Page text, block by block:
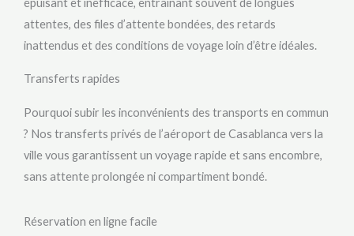
épuisant et inefficace, entraînant souvent de longues
attentes, des files d’attente bondées, des retards
inattendus et des conditions de voyage loin d’être idéales.
Transferts rapides
Pourquoi subir les inconvénients des transports en commun
? Nos transferts privés de l’aéroport de Casablanca vers la
ville vous garantissent un voyage rapide et sans encombre,
sans attente prolongée ni compartiment bondé.
Réservation en ligne facile